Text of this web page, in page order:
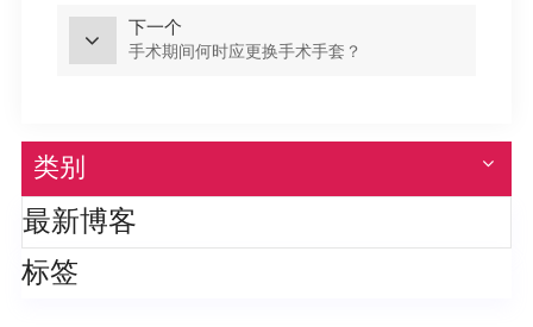
下一个
手术期间何时应更换手术手套？
类别
最新博客
标签